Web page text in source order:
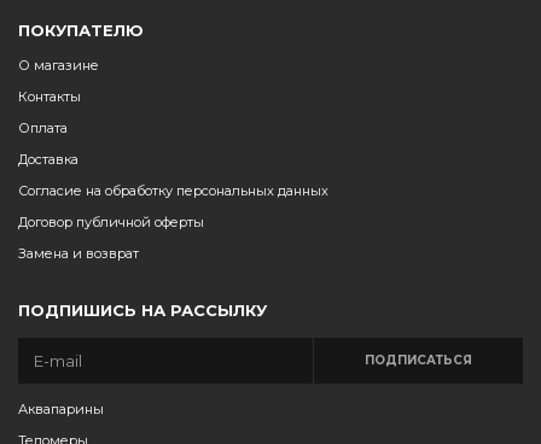
ПОКУПАТЕЛЮ
О магазине
Контакты
Оплата
Доставка
Согласие на обработку персональных данных
Договор публичной оферты
Замена и возврат
ПОДПИШИСЬ НА РАССЫЛКУ
ПОДПИСАТЬСЯ
Аквапарины
Теломеры